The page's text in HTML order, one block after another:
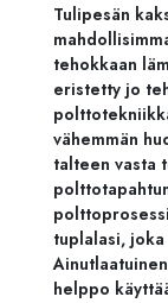
Tulipesän
tehokkaan
eristetty jo
vähemmän
talteen vasta
tuplalasi,
helppo